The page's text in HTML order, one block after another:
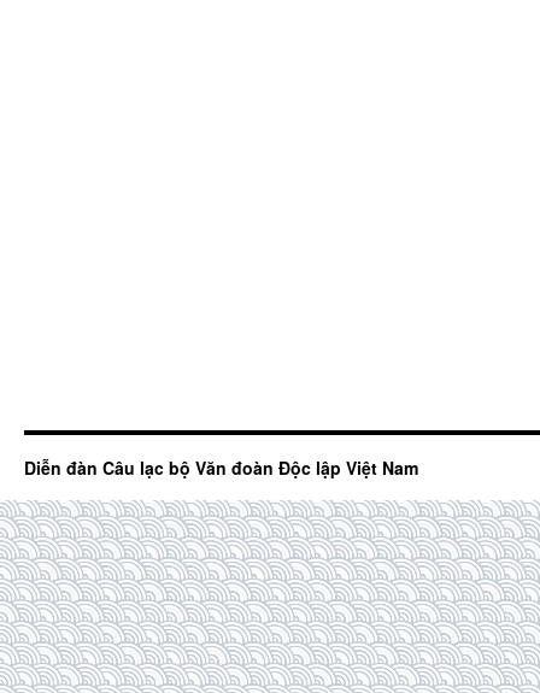
Diễn đàn Câu lạc bộ Văn đoàn Độc lập Việt Nam